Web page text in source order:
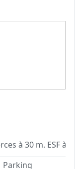
à 30 m. ESF à
Parking